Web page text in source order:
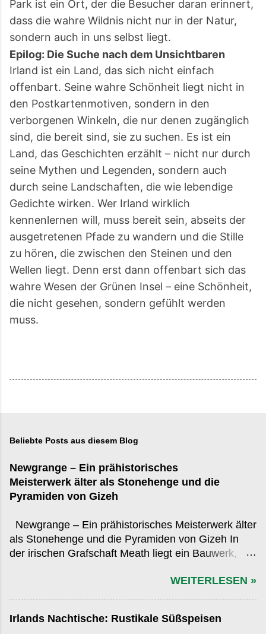
Park ist ein Ort, der die Besucher daran erinnert,
dass die wahre Wildnis nicht nur in der Natur,
sondern auch in uns selbst liegt.
Epilog: Die Suche nach dem Unsichtbaren
Irland ist ein Land, das sich nicht einfach
offenbart. Seine wahre Schönheit liegt nicht in
den Postkartenmotiven, sondern in den
verborgenen Winkeln, die nur denen zugänglich
sind, die bereit sind, sie zu suchen. Es ist ein
Land, das Geschichten erzählt – nicht nur durch
seine Mythen und Legenden, sondern auch
durch seine Landschaften, die wie lebendige
Gedichte wirken. Wer Irland wirklich
kennenlernen will, muss bereit sein, abseits der
ausgetretenen Pfade zu wandern und die Stille
zu hören, die zwischen den Steinen und den
Wellen liegt. Denn erst dann offenbart sich das
wahre Wesen der Grünen Insel – eine Schönheit,
die nicht gesehen, sondern gefühlt werden
muss.
Beliebte Posts aus diesem Blog
Newgrange – Ein prähistorisches
Meisterwerk älter als Stonehenge und die
Pyramiden von Gizeh
Newgrange – Ein prähistorisches Meisterwerk älter
als Stonehenge und die Pyramiden von Gizeh In
der irischen Grafschaft Meath liegt ein Bauwerk,
bekannteren Monumenten der Antike zurücksteht,
v. Chr., übertrifft es sowohl das ägyptische Gizeh-
WEITERLESEN »
Irlands Nachtische: Rustikale Süßspeisen